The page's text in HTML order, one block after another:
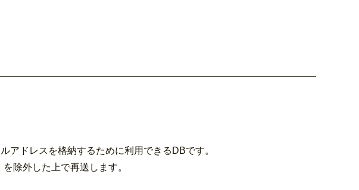
アドレスを格納するために利用できるDBです。
除外した上で再送します。